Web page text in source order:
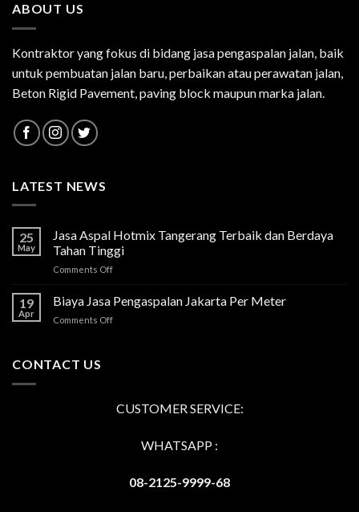
ABOUT US
Kontraktor yang fokus di bidang jasa pengaspalan jalan, baik
untuk pembuatan jalan baru, perbaikan atau perawatan jalan,
Beton Rigid Pavement, paving block maupun marka jalan.
LATEST NEWS
25
May
Jasa Aspal Hotmix Tangerang Terbaik dan Berdaya
Tahan Tinggi
Comments Offon
Aspal
Hotmix
19
Apr
Biaya Jasa Pengaspalan Jakarta Per Meter
Comments Offon
CONTACT US
CUSTOMER SERVICE:
WHATSAPP :
08-2125-9999-68